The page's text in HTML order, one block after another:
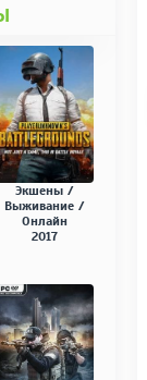
Экшены /
Выживание /
Онлайн
2017